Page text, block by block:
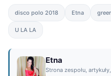
disco polo 2018 Etna
U LA LA
Etna
Strona zespołu,